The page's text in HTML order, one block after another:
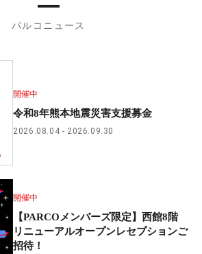
パルコニュース
開催中
令和8年熊本地震災害支援募金
2026.08.04 2026.09.30
開催中
【PARCOメンバーズ限定】西館8階
リニューアルオープンレセプションご
招待！